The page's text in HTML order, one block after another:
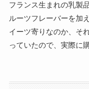
フランス生まれの乳製
ルーツフレーバーを加
イーツ寄りなのか、そ
っていたので、実際に